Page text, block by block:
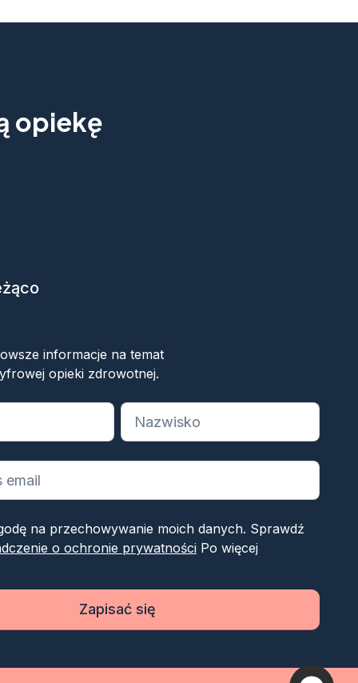
opiekę
informacje na temat
opieki zdrowotnej.
pola
na przechowywanie moich danych. Sprawdź
o ochronie prywatnościPo więcej
Zapisać się